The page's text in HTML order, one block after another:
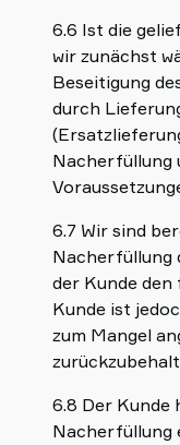
6.6 Ist die
wir zunächst
Beseitigung
durch
Nacherfüllung
6.7 Wir sind
Nacherfüllung
der Kunde
Kunde ist
zum Mangel
6.8 Der Kunde
Nacherfüllung